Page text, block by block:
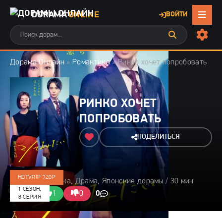
DORAMAONLINE ВОЙТИ
Дорама Онлайн » Романтика» Ринко хочет попробовать
РИНКО ХОЧЕТ
ПОПРОБОВАТЬ
ПОДЕЛИТЬСЯ
2021 / Романтика, Драма, Японские дорамы / 30 мин
10/10
1 0 0
HDTVRIP 720P
1 СЕЗОН,
8 СЕРИЯ